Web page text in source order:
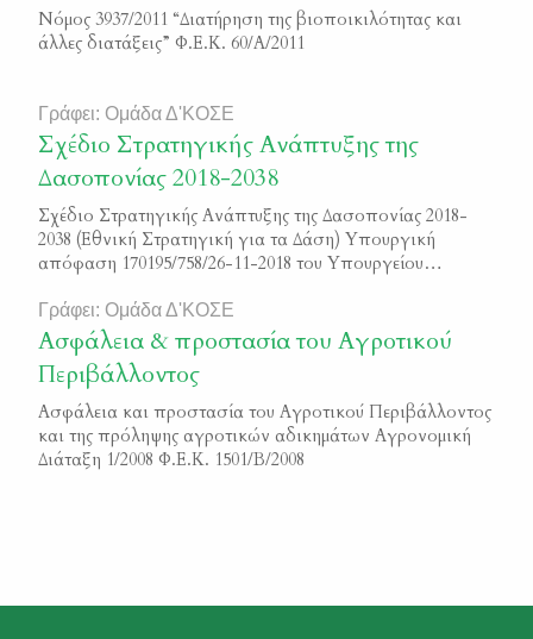
Νόμος 3937/2011 “Διατήρηση της βιοποικιλότητας και
άλλες διατάξεις” Φ.Ε.Κ. 60/Α/2011
Γράφει: Ομάδα Δ'ΚΟΣΕ
Σχέδιο Στρατηγικής Ανάπτυξης της
Δασοπονίας 2018-2038
Σχέδιο Στρατηγικής Ανάπτυξης της Δασοπονίας 2018-
2038 (Εθνική Στρατηγική για τα Δάση) Υπουργική
απόφαση 170195/758/26-11-2018 του Υπουργείου
Γράφει: Ομάδα Δ'ΚΟΣΕ
Ασφάλεια & προστασία του Αγροτικού
Περιβάλλοντος
Ασφάλεια και προστασία του Αγροτικού Περιβάλλοντος
και της πρόληψης αγροτικών αδικημάτων Αγρονομική
Διάταξη 1/2008 Φ.Ε.Κ. 1501/Β/2008